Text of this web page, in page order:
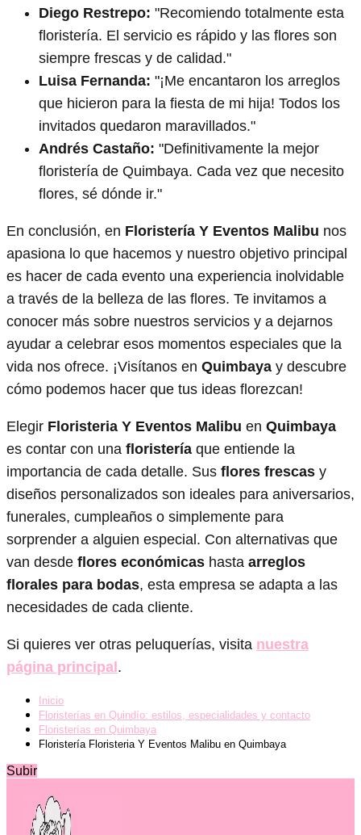
Diego Restrepo: "Recomiendo totalmente esta
floristería. El servicio es rápido y las flores son
siempre frescas y de calidad."
Luisa Fernanda: "¡Me encantaron los arreglos
que hicieron para la fiesta de mi hija! Todos los
invitados quedaron maravillados."
Andrés Castaño: "Definitivamente la mejor
floristería de Quimbaya. Cada vez que necesito
flores, sé dónde ir."
En conclusión, en Floristería Y Eventos Malibu nos
apasiona lo que hacemos y nuestro objetivo principal
es hacer de cada evento una experiencia inolvidable
a través de la belleza de las flores. Te invitamos a
conocer más sobre nuestros servicios y a dejarnos
ayudar a celebrar esos momentos especiales que la
vida nos ofrece. ¡Visítanos en Quimbaya y descubre
cómo podemos hacer que tus ideas florezcan!
Elegir Floristeria Y Eventos Malibu en Quimbaya
es contar con una floristería que entiende la
importancia de cada detalle. Sus flores frescas y
diseños personalizados son ideales para aniversarios,
funerales, cumpleaños o simplemente para
sorprender a alguien especial. Con alternativas que
van desde flores económicas hasta arreglos
florales para bodas, esta empresa se adapta a las
necesidades de cada cliente.
Si quieres ver otras peluquerías, visita nuestra
página principal.
Inicio
Floristerías en Quindío: estilos, especialidades y contacto
Floristerías en Quimbaya
Floristería Floristeria Y Eventos Malibu en Quimbaya
Subir